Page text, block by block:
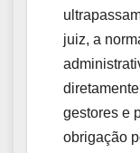
juiz, a
gestores e
obrigação